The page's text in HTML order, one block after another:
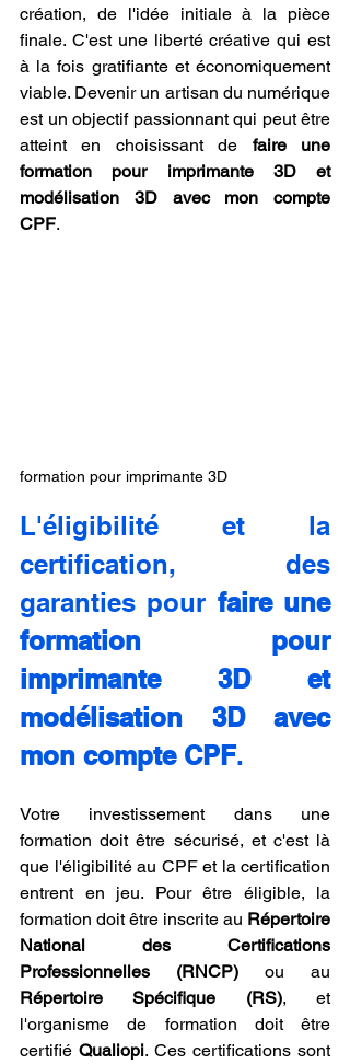
création, de l'idée initiale à la pièce
finale. C'est une liberté créative qui est
à la fois gratifiante et économiquement
viable. Devenir un artisan du numérique
est un objectif passionnant qui peut être
atteint en choisissant de faire une
formation pour imprimante 3D et
modélisation 3D avec mon compte
CPF.
formation pour imprimante 3D
L'éligibilité et la
certification, des
garanties pour faire une
formation pour
imprimante 3D et
modélisation 3D avec
mon compte CPF.
Votre investissement dans une
formation doit être sécurisé, et c'est là
que l'éligibilité au CPF et la certification
entrent en jeu. Pour être éligible, la
formation doit être inscrite au Répertoire
National des Certifications
Professionnelles (RNCP)
Répertoire Spécifique (RS), et
l'organisme de formation doit être
certifié Qualiopi. Ces certifications sont